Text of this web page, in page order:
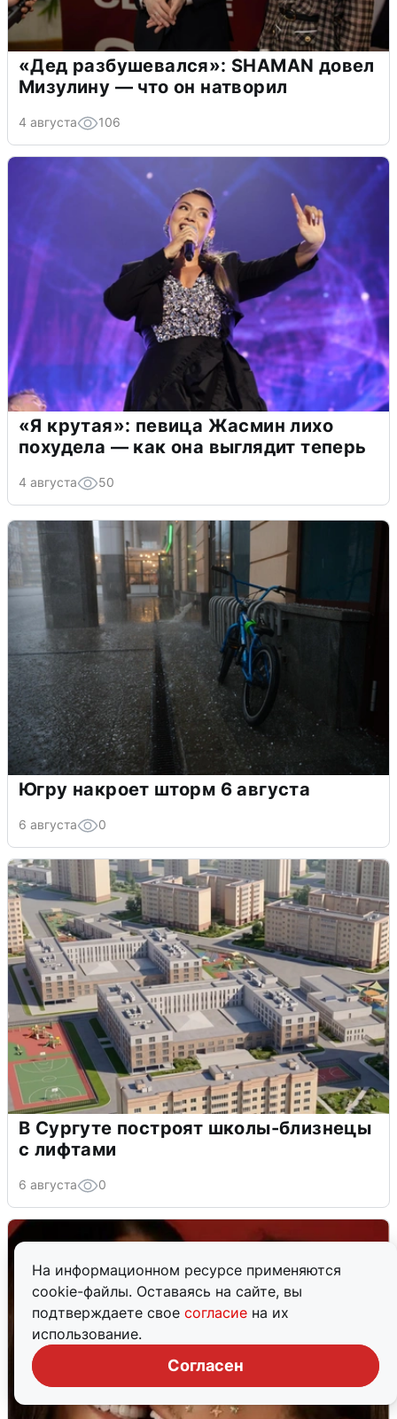
На информационном ресурсе применяются
cookie-файлы. Оставаясь на сайте, вы
подтверждаете свое согласие на их
использование.
Согласен
«Дед разбушевался»: SHAMAN довел
Мизулину — что он натворил
4 августа 106
«Я крутая»: певица Жасмин лихо
похудела — как она выглядит теперь
4 августа 50
Югру накроет шторм 6 августа
6 августа 0
В Сургуте построят школы-близнецы
с лифтами
6 августа 0